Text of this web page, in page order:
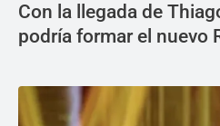
Con la llegada de
podría formar el nuevo